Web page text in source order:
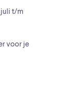
juli t/m
voor je